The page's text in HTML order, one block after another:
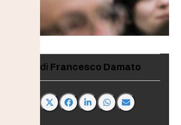
Francesco Damato